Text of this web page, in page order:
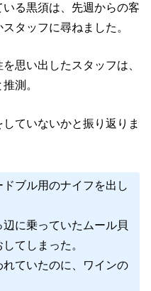
る黒須は、先週からの客
タッフに尋ねました。
思い出したスタッフは、
測。
ていないかと振り返りま
ドブル用のナイフを出し
辺に乗っていたムール貝
てしまった。
れていたのに、ワインの